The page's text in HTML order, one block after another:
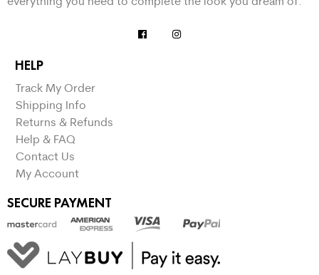
HELP
Track My Order
Shipping Info
Returns & Refunds
Help & FAQ
Contact Us
My Account
SECURE PAYMENT